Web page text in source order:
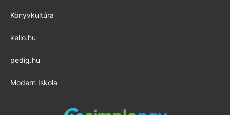
Könyvkultúra
kello.hu
pedig.hu
Modern Iskola